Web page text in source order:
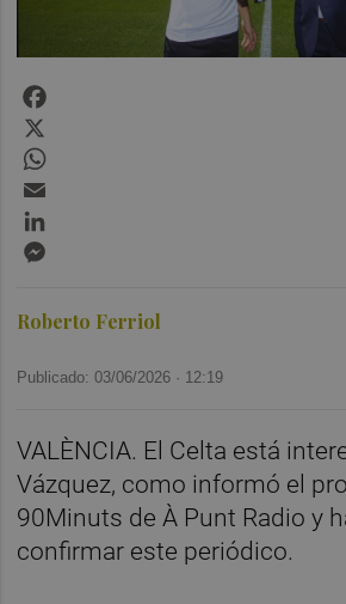
Roberto Ferriol
Publicado: 03/06/2026 · 12:19
VALÈNCIA. El Celta está
Vázquez, como informó el
90Minuts de À Punt Radio y
confirmar este periódico.